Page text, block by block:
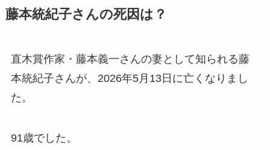
藤本統紀子さんの死因は？
直木賞作家・藤本義一さんの妻として知られる藤
本統紀子さんが、2026年5月13日に亡くなりまし
た。
91歳でした。